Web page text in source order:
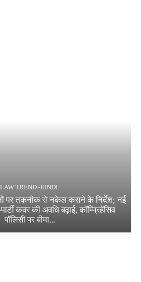
LAW TREND -HINDI
पर तकनीक से नकेल कसने के निर्देश; नई
कवर की अवधि बढ़ाई, कॉम्प्रिहेंसिव
पॉलिसी पर बीमा...